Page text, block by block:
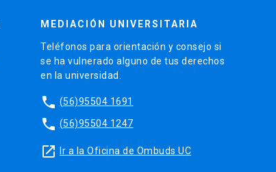
MEDIACIÓN UNIVERSITARIA
Teléfonos para orientación y consejo si
se ha vulnerado alguno de tus derechos
en la universidad.
phone (56)95504 1691
phone (56)95504 1247
launch Ir a la Oficina de Ombuds UC